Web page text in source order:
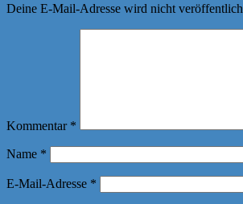
Deine E-Mail-Adresse wird nicht
Kommentar *
Name *
E-Mail-Adresse *